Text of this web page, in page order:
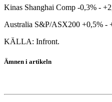
Kinas Shanghai Comp -0,3% -
Australia S&P/ASX200 +0,5% -
KÄLLA: Infront.
Ämnen i artikeln